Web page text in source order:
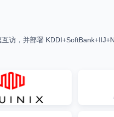
访，并部署